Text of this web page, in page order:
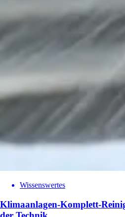
Wissenswertes
Klimaanlagen-Komplett-